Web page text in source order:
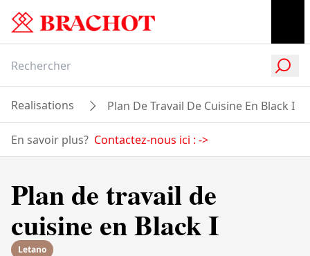
Realisations Plan De Travail De Cuisine En Black I
En savoir plus? Contactez-nous ici : ->
Plan de travail de
cuisine en Black I
Letano